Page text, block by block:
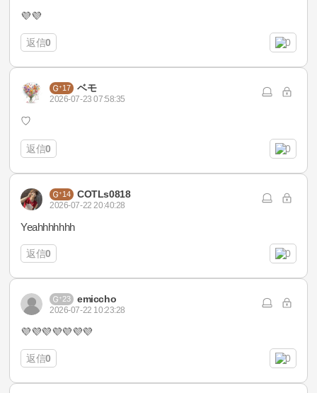
💜💜
返信0 0
17 ベモ
2026-07-23 07:58:35
♡
返信0 0
14 COTLs0818
2026-07-22 20:40:28
Yeahhhhhhh
返信0 0
23 emiccho
2026-07-22 10:23:28
💜💜💜💜💜💜💜
返信0 0